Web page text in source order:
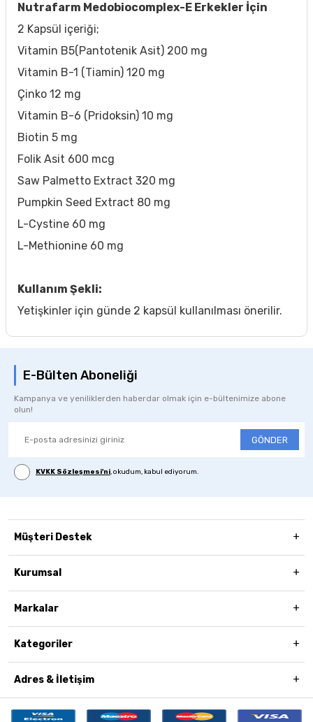
Nutrafarm Medobiocomplex-E Erkekler İçin
2 Kapsül içeriği;
Vitamin B5(Pantotenik Asit) 200 mg
Vitamin B-1 (Tiamin) 120 mg
Çinko 12 mg
Vitamin B-6 (Pridoksin) 10 mg
Biotin 5 mg
Folik Asit 600 mcg
Saw Palmetto Extract 320 mg
Pumpkin Seed Extract 80 mg
L-Cystine 60 mg
L-Methionine 60 mg
Kullanım Şekli:
Yetişkinler için günde 2 kapsül kullanılması önerilir.
E-Bülten Aboneliği
Kampanya ve yeniliklerden haberdar olmak için e-bültenimize abone
olun!
GÖNDER
KVKK Sözleşmesi'ni, okudum, kabul ediyorum.
Müşteri Destek
Kurumsal
Markalar
Kategoriler
Adres & İletişim